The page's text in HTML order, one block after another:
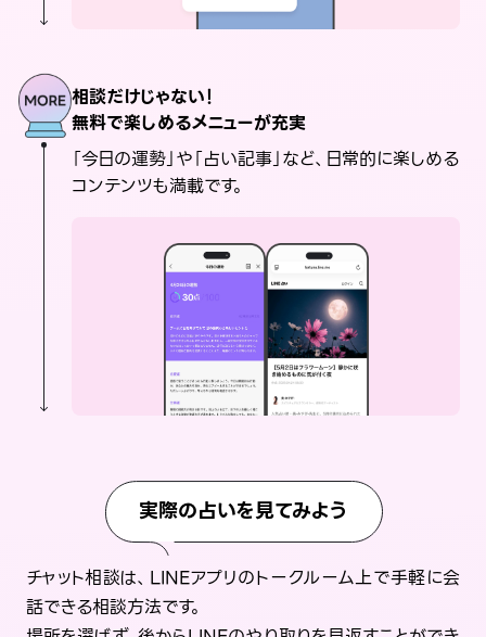
相談だけじゃない！
無料で楽しめるメニューが充実
「今日の運勢」や「占い記事」など、日常的に楽しめる
コンテンツも満載です。
実際の占いを見てみよう
チャット相談は、LINEアプリのトークルーム上で手軽に会
話できる相談方法です。